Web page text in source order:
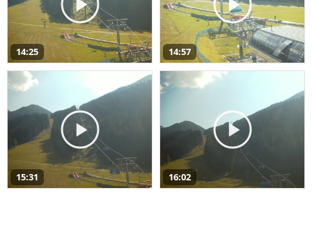
14:25 14:57
15:31 16:02